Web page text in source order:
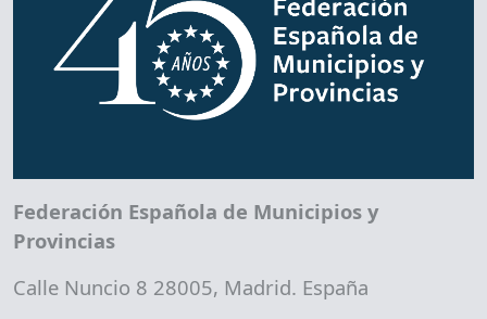
Federación Española de Municipios y
Provincias
Calle Nuncio 8 28005, Madrid. España